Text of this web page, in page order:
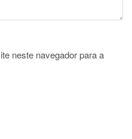
neste navegador para a